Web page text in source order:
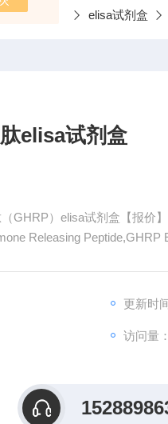
品中心 elisa试剂盒
elisa试剂盒
GHRP）elisa试剂盒【报价】
Releasing Peptide,GHRP
更新时
访问量